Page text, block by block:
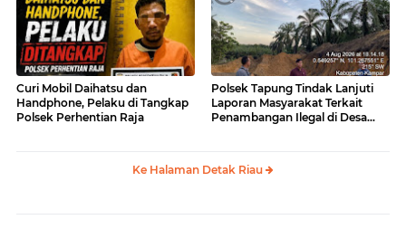
Curi Mobil Daihatsu dan
Handphone, Pelaku di Tangkap
Polsek Perhentian Raja
Polsek Tapung Tindak Lanjuti
Laporan Masyarakat Terkait
Penambangan Ilegal di Desa
Ke Halaman Detak Riau